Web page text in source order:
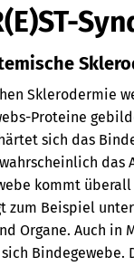
Sklerodermie
Proteine
sich das
das
kommt
zum Beispiel
Organe. Auch in
Bindegewebe.